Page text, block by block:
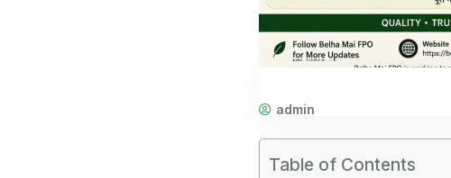
admin
Table of Contents